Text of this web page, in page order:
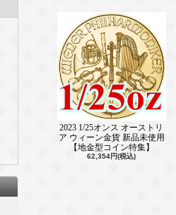
2023 1/25オンス オーストリ
ア ウィーン金貨 新品未使用
【地金型コイン特集】
62,354円(税込)